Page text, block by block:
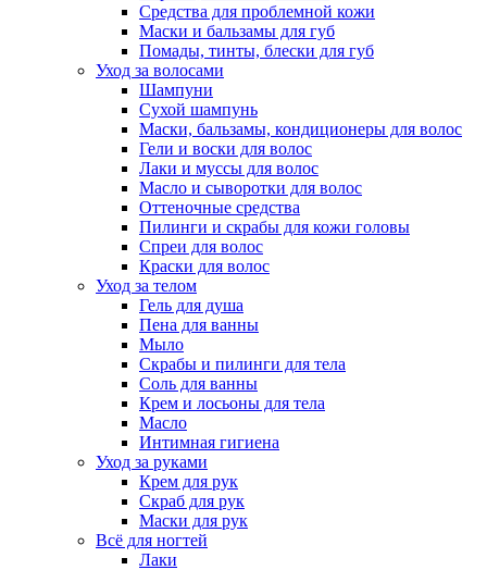
Средства для проблемной кожи
Маски и бальзамы для губ
Помады, тинты, блески для губ
Уход за волосами
Шампуни
Сухой шампунь
Маски, бальзамы, кондиционеры для волос
Гели и воски для волос
Лаки и муссы для волос
Масло и сыворотки для волос
Оттеночные средства
Пилинги и скрабы для кожи головы
Спреи для волос
Краски для волос
Уход за телом
Гель для душа
Пена для ванны
Мыло
Скрабы и пилинги для тела
Соль для ванны
Крем и лосьоны для тела
Масло
Интимная гигиена
Уход за руками
Крем для рук
Скраб для рук
Маски для рук
Всё для ногтей
Лаки